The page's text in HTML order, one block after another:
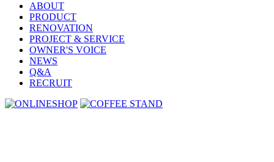
ABOUT
PRODUCT
RENOVATION
PROJECT & SERVICE
OWNER'S VOICE
NEWS
Q&A
RECRUIT